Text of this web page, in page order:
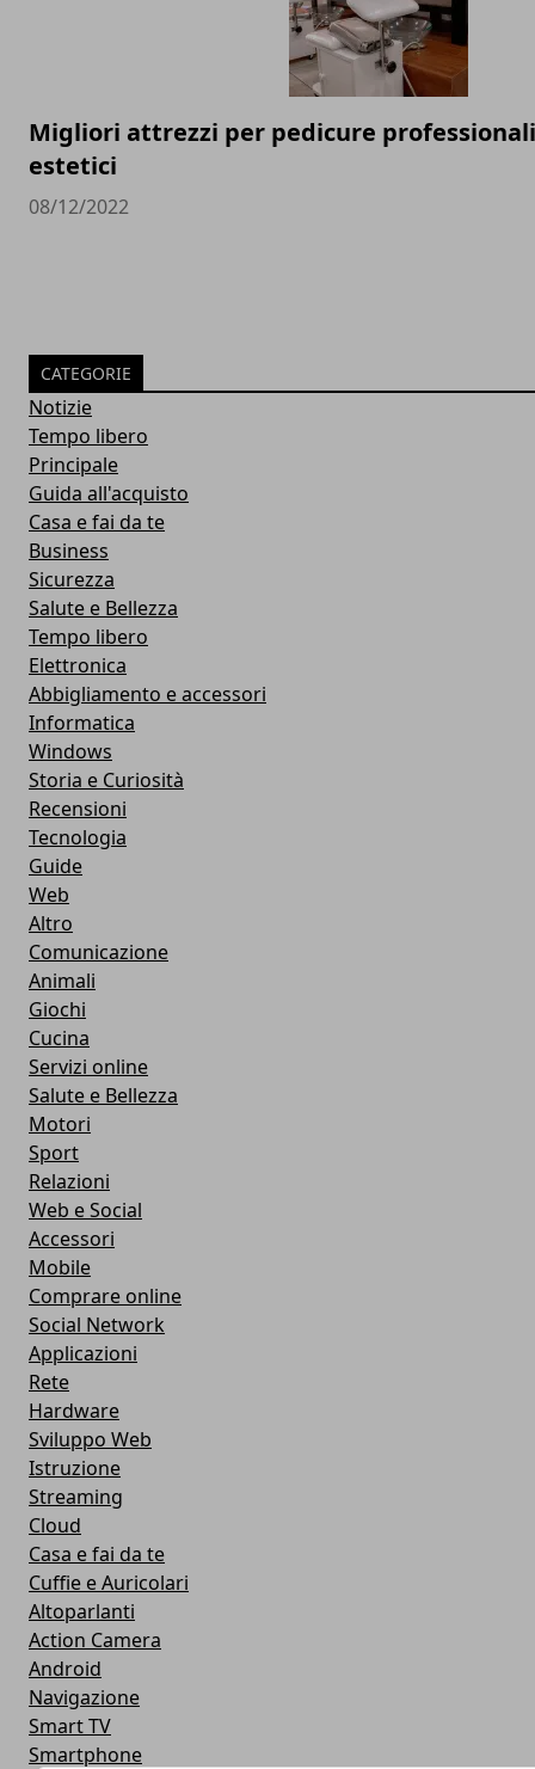
Migliori attrezzi per pedicure
estetici
08/12/2022
CATEGORIE
Notizie
Tempo libero
Principale
Guida all'acquisto
Casa e fai da te
Business
Sicurezza
Salute e Bellezza
Tempo libero
Elettronica
Abbigliamento e accessori
Informatica
Windows
Storia e Curiosità
Recensioni
Tecnologia
Guide
Web
Altro
Comunicazione
Animali
Giochi
Cucina
Servizi online
Salute e Bellezza
Motori
Sport
Relazioni
Web e Social
Accessori
Mobile
Comprare online
Social Network
Applicazioni
Rete
Hardware
Sviluppo Web
Istruzione
Streaming
Cloud
Casa e fai da te
Cuffie e Auricolari
Altoparlanti
Action Camera
Android
Navigazione
Smart TV
Smartphone